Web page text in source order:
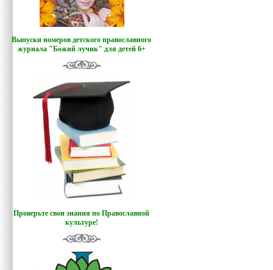
Выпуски номеров детского православного
журнала "Божий лучик" для детей 6+
Проверьте свои знания по Православной
культуре!